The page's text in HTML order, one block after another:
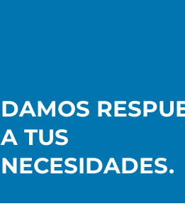
DAMOS
A TUS
NECESIDADES.